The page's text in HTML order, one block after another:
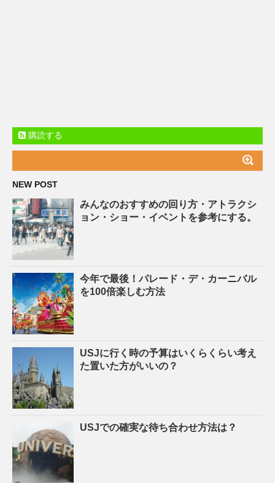
購読する
NEW POST
みんなのおすすめの回り方・アトラクシ
ョン・ショー・イベントを参考にする。
今年で最後！パレード・デ・カーニバル
を100倍楽しむ方法
USJに行く時の予算はいくらくらい考え
た置いた方がいいの？
USJでの確実な待ち合わせ方法は？